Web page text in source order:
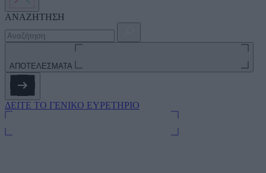
ΑΝΑΖΗΤΗΣΗ
ΑΠΟΤΕΛΕΣΜΑΤΑ
ΔΕΙΤΕ ΤΟ ΓΕΝΙΚΟ ΕΥΡΕΤΗΡΙΟ